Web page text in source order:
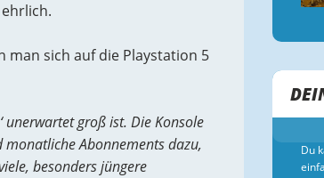
man sich auf die Playstation 5
unerwartet groß ist. Die Konsole
Abonnements dazu,
besonders jüngere
Du